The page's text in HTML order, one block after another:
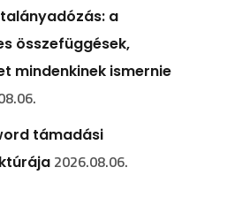
a
összefüggések,
mindenkinek ismernie
támadási
2026.08.06.